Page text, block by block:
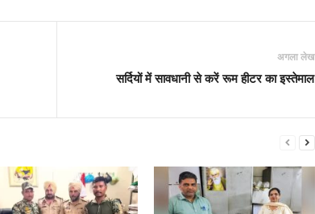
अगला लेख
सर्दियों में सावधानी से करें रूम हीटर का इस्तेमाल